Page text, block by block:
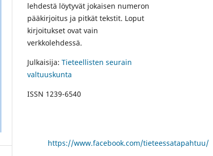
lehdestä löytyvät jokaisen numeron
pääkirjoitus ja pitkät tekstit. Loput
kirjoitukset ovat vain
verkkolehdessä.
Julkaisija: Tieteellisten seurain
valtuuskunta
ISSN 1239-6540
https://www.facebook.com/tieteessatapahtuu/